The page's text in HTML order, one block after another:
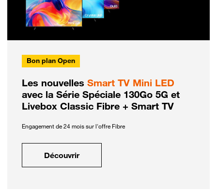
Bon plan Open
Les nouvelles Smart TV Mini LED
avec la Série Spéciale 130Go 5G et
Livebox Classic Fibre + Smart TV
Engagement de 24 mois sur l'offre Fibre
Découvrir